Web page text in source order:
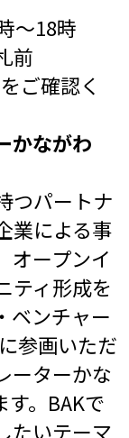
～18時
前
ご確認く
かながわ
つパートナ
業による事
オープンイ
ティ形成を
ベンチャー
参画いただ
ーターかな
。BAKで
たいテーマ